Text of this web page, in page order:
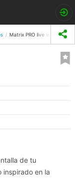
Matrix PRO live wallpaper
de tu
inspirado en la